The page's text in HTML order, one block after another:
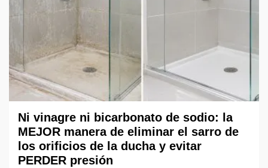
Ni vinagre ni bicarbonato de sodio: la
MEJOR manera de eliminar el sarro de
los orificios de la ducha y evitar
PERDER presión